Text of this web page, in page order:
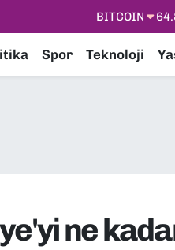
DOLAR
STERLİN
Spor Teknoloji
ne